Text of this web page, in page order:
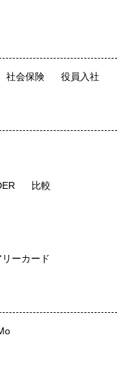
社会保険 役員入社
比較
ーカード